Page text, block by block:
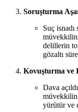
Soruşturma
Suç isnadı
delillerin
gözaltı
Kovuşturma ve
Dava
yürütür ve